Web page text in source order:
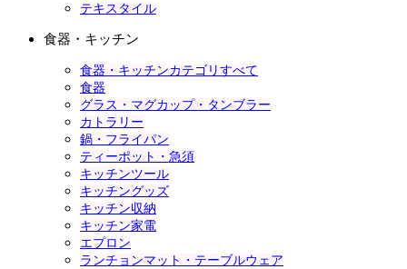
テキスタイル
食器・キッチン
食器・キッチンカテゴリすべて
食器
グラス・マグカップ・タンブラー
カトラリー
鍋・フライパン
ティーポット・急須
キッチンツール
キッチングッズ
キッチン収納
キッチン家電
エプロン
ランチョンマット・テーブルウェア